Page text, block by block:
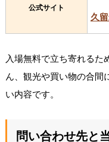
公式サイト
久
入場無料で立ち寄れるた
ん、観光や買い物の合間
い内容です。
問い合わせ先と